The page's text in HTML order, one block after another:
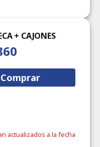
+ CAJONES
Comprar
actualizados a la fecha